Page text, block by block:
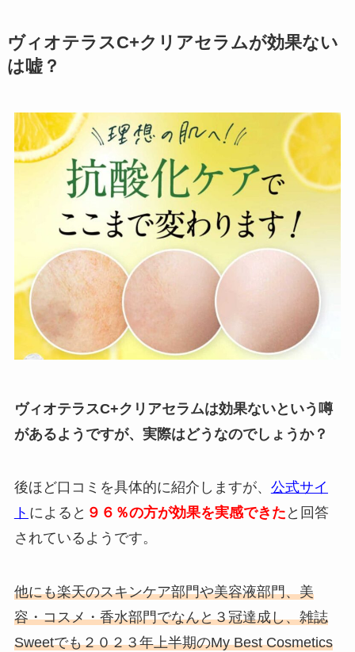
ヴィオテラスC+クリアセラムが効果ない
は嘘？
ヴィオテラスC+クリアセラムは効果ないという噂
があるようですが、実際はどうなのでしょうか？
後ほど口コミを具体的に紹介しますが、 公式サイ
ト によると ９６％の方が効果を実感できた と回答
されているようです。
他にも楽天のスキンケア部門や美容液部門、美
容・コスメ・香水部門でなんと３冠達成し、雑誌
Sweetでも２０２３年上半期のMy Best Cosmetics